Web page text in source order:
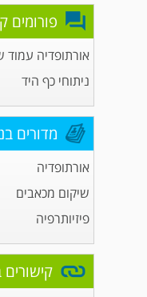
פורומים
אורתופדיה עמוד
ניתוחי כף היד
מדורים
אורתופדיה
שיקום מכאבים
פיזיותרפיה